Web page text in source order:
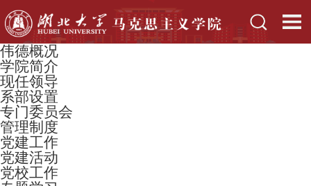
伟德概况
学院简介
现任领导
系部设置
专门委员会
管理制度
党建工作
党建活动
党校工作